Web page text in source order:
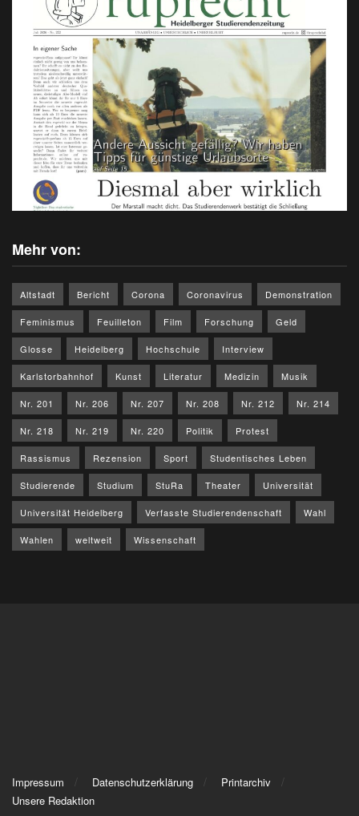
Mehr von:
Altstadt Bericht Corona Coronavirus Demonstration
Feminismus Feuilleton Film Forschung Geld
Glosse Heidelberg Hochschule Interview
Karlstorbahnhof Kunst Literatur Medizin Musik
Nr. 201 Nr. 206 Nr. 207 Nr. 208 Nr. 212 Nr. 214
Nr. 218 Nr. 219 Nr. 220 Politik Protest
Rassismus Rezension Sport Studentisches Leben
Studierende Studium StuRa Theater Universität
Universität Heidelberg Verfasste Studierendenschaft Wahl
Wahlen weltweit Wissenschaft
Impressum Datenschutzerklärung
Printarchiv
Unsere Redaktion